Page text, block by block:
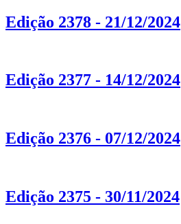
Edição 2378 - 21/12/2024
Edição 2377 - 14/12/2024
Edição 2376 - 07/12/2024
Edição 2375 - 30/11/2024